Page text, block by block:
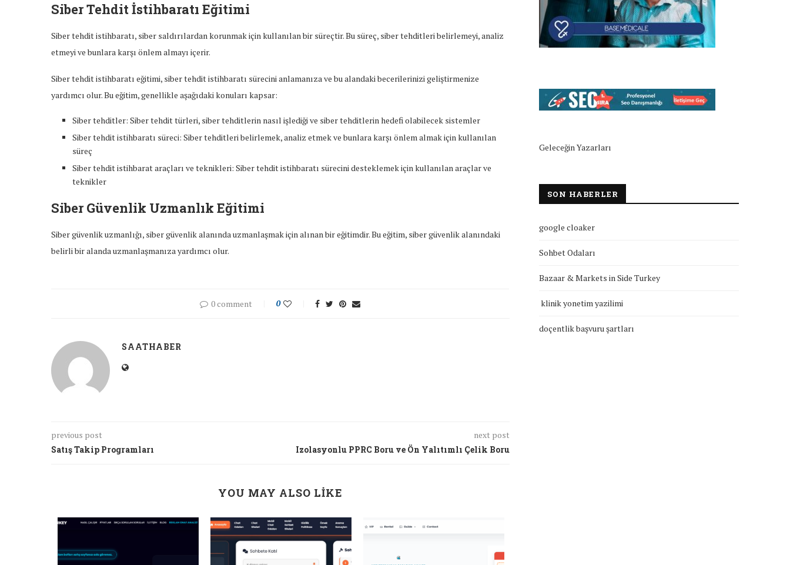
Siber Tehdit İstihbaratı Eğitimi
Siber tehdit istihbaratı, siber saldırılardan korunmak için kullanılan bir süreçtir. Bu süreç, siber tehditleri belirlemeyi, analiz
etmeyi ve bunlara karşı önlem almayı içerir.
Siber tehdit istihbaratı eğitimi, siber tehdit istihbaratı sürecini anlamanıza ve bu alandaki becerilerinizi geliştirmenize
yardımcı olur. Bu eğitim, genellikle aşağıdaki konuları kapsar:
Siber tehditler: Siber tehdit türleri, siber tehditlerin nasıl işlediği ve siber tehditlerin hedefi olabilecek sistemler
Siber tehdit istihbaratı süreci: Siber tehditleri belirlemek, analiz etmek ve bunlara karşı önlem almak için kullanılan
süreç
Siber tehdit istihbarat araçları ve teknikleri: Siber tehdit istihbaratı sürecini desteklemek için kullanılan araçlar ve
teknikler
Siber Güvenlik Uzmanlık Eğitimi
Siber güvenlik uzmanlığı, siber güvenlik alanında uzmanlaşmak için alınan bir eğitimdir. Bu eğitim, siber güvenlik alanındaki
belirli bir alanda uzmanlaşmanıza yardımcı olur.
0 comment 0
SAATHABER
previous post
Satış Takip Programları
next post
Izolasyonlu PPRC Boru ve Ön Yalıtımlı Çelik Boru
YOU MAY ALSO LIKE
Geleceğin Yazarları
SON HABERLER
google cloaker
Sohbet Odaları
Bazaar & Markets in Side Turkey
klinik yonetim yazilimi
doçentlik başvuru şartları